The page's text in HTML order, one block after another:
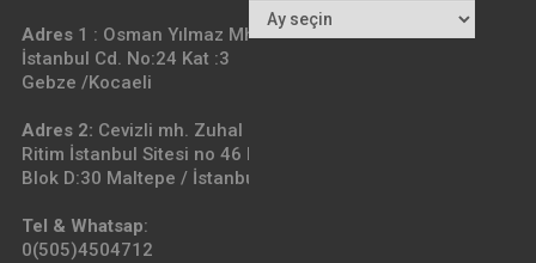
Adres 1 : Osman Yılmaz Mh.
İstanbul Cd. No:24 Kat :3
Gebze /Kocaeli
Adres 2: Cevizli mh. Zuhal cd.
Ritim İstanbul Sitesi no 46 F A
Blok D:30 Maltepe / İstanbul
Tel & Whatsap:
0(505)4504712